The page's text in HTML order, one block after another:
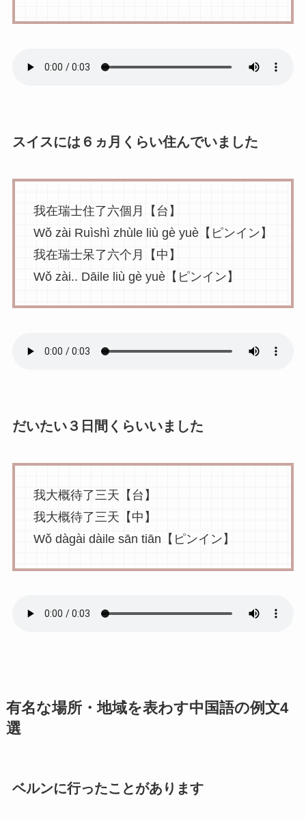
スイスには６ヵ月くらい住んでいました
我在瑞士住了六個月【台】
Wǒ zài Ruìshì zhùle liù gè yuè【ピンイン】
我在瑞士呆了六个月【中】
Wǒ zài.. Dāile liù gè yuè【ピンイン】
だいたい３日間くらいいました
我大概待了三天【台】
我大概待了三天【中】
Wǒ dàgài dàile sān tiān【ピンイン】
有名な場所・地域を表わす中国語の例文4
選
ベルンに行ったことがあります